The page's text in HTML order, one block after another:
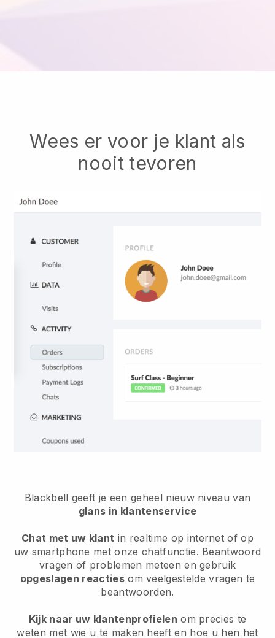
Wees er voor je klant als
nooit tevoren
Blackbell geeft je een geheel nieuw niveau van
glans in klantenservice
Chat met uw klant in realtime op internet of op
uw smartphone met onze chatfunctie. Beantwoord
vragen of problemen meteen en gebruik
opgeslagen reactiesom veelgestelde vragen te
beantwoorden.
Kijk naar uw klantenprofielen om precies te
weten met wie u te maken heeft en hoe u hen het